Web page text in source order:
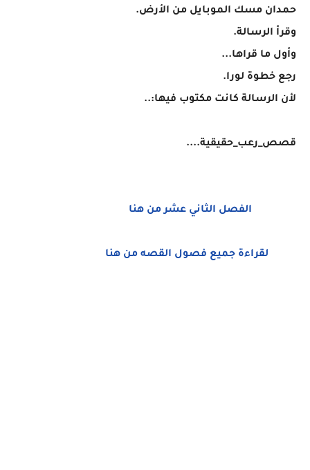
حمدان مسك الموبايل من الأرض.
وقرأ الرسالة.
وأول ما قراها...
رجع خطوة لورا.
لأن الرسالة كانت مكتوب فيها:..
قصص_رعب_حقيقية....
الفصل الثاني عشر من هنا
لقراءة جميع فصول القصه من هنا